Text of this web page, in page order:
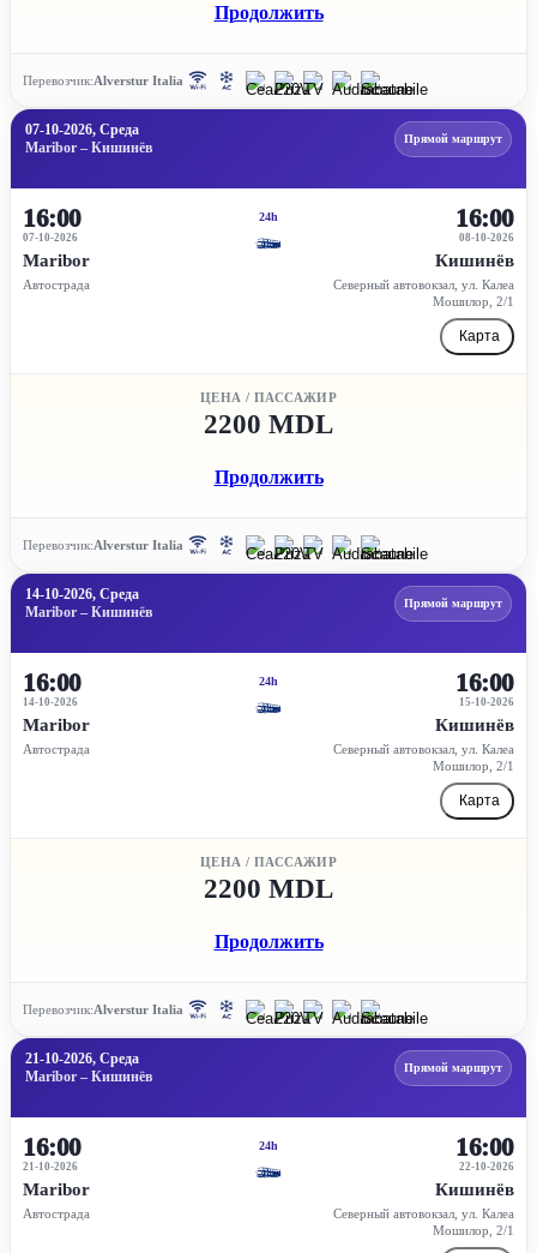
Продолжить
Перевозчик:Alverstur Italia
07-10-2026, Среда
Maribor – Кишинёв
Прямой маршрут
16:00
07-10-2026
Maribor
Автострада
24h
08-10-2026
16:00
Кишинёв
Северный автовокзал, ул. Калеа
Мошилор, 2/1
Карта
ЦЕНА / ПАССАЖИР
2200 MDL
Продолжить
Перевозчик:Alverstur Italia
14-10-2026, Среда
Maribor – Кишинёв
Прямой маршрут
16:00
14-10-2026
Maribor
Автострада
24h
15-10-2026
16:00
Кишинёв
Северный автовокзал, ул. Калеа
Мошилор, 2/1
Карта
ЦЕНА / ПАССАЖИР
2200 MDL
Продолжить
Перевозчик:Alverstur Italia
21-10-2026, Среда
Maribor – Кишинёв
Прямой маршрут
16:00
21-10-2026
Maribor
Автострада
24h
22-10-2026
16:00
Кишинёв
Северный автовокзал, ул. Калеа
Мошилор, 2/1